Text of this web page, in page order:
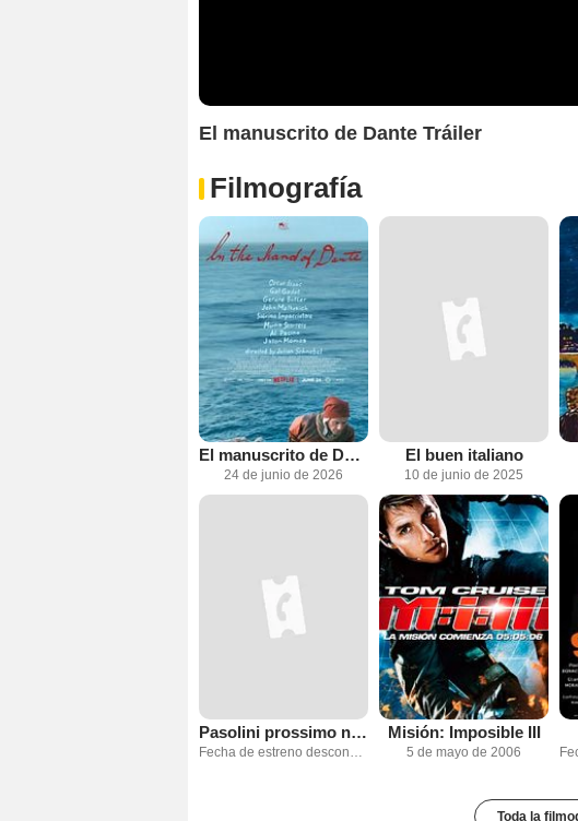
El manuscrito de Dante Tráiler
Filmografía
El manuscrito de Dante
24 de junio de 2026
El buen italiano
10 de junio de 2025
Pasolini prossimo nostro
Fecha de estreno desconocida
Misión: Imposible III
5 de mayo de 2006
Toda la